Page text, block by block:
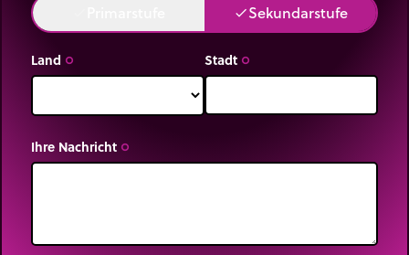
doneSekundarstufe
Land trip_origin Stadt trip_origin
Ihre Nachricht trip_origin